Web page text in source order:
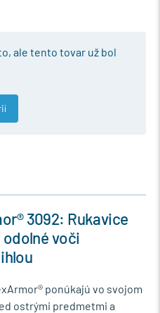
ale tento tovar už bol
3092: Rukavice
voči
ponúkajú vo svojom
ostrými predmetmi a